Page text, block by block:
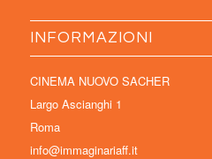
INFORMAZIONI
CINEMA NUOVO SACHER
Largo Ascianghi 1
Roma
info@immaginariaff.it